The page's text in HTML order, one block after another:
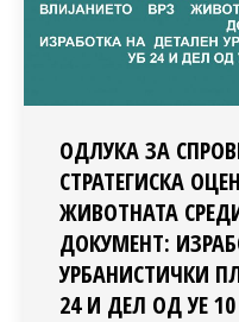
ОДЛУКА ЗА
СТРАТЕГИСКА
ЖИВОТНАТА
ДОКУМЕНТ:
УРБАНИСТИЧКИ
24 И ДЕЛ ОД УЕ